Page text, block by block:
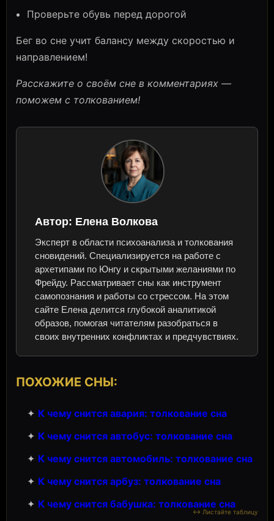
Проверьте обувь перед дорогой
Бег во сне учит балансу между скоростью и
направлением!
Расскажите о своём сне в комментариях —
поможем с толкованием!
Автор: Елена Волкова
Эксперт в области психоанализа и толкования
сновидений. Специализируется на работе с
архетипами по Юнгу и скрытыми желаниями по
Фрейду. Рассматривает сны как инструмент
самопознания и работы со стрессом. На этом
сайте Елена делится глубокой аналитикой
образов, помогая читателям разобраться в
своих внутренних конфликтах и предчувствиях.
ПОХОЖИЕ СНЫ:
✦ К чему снится авария: толкование сна
✦ К чему снится автобус: толкование сна
✦ К чему снится автомобиль: толкование сна
✦ К чему снится арбуз: толкование сна
✦ К чему снится бабушка: толкование сна